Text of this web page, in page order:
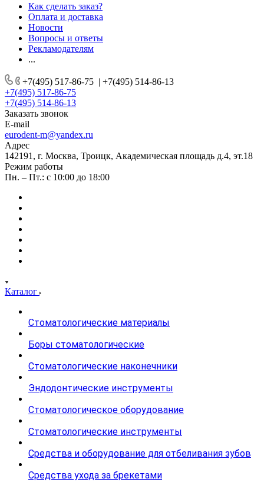
Как сделать заказ?
Оплата и доставка
Новости
Вопросы и ответы
Рекламодателям
...
+7(495) 517-86-75 | +7(495) 514-86-13
+7(495) 517-86-75
+7(495) 514-86-13
Заказать звонок
E-mail
eurodent-m@yandex.ru
Адрес
142191, г. Москва, Троицк, Академическая площадь д.4, эт.18
Режим работы
Пн. – Пт.: с 10:00 до 18:00
Каталог
Стоматологические материалы
Боры стоматологические
Стоматологические наконечники
Эндодонтические инструменты
Стоматологическое оборудование
Стоматологические инструменты
Средства и оборудование для отбеливания зубов
Средства ухода за брекетами